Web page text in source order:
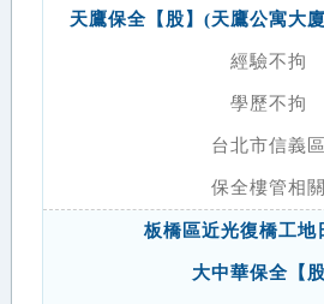
天鷹保全【股】(天鷹公寓大
經驗不拘
學歷不拘
台北市信義區
保全樓管相關
板橋區近光復橋工地
大中華保全【股